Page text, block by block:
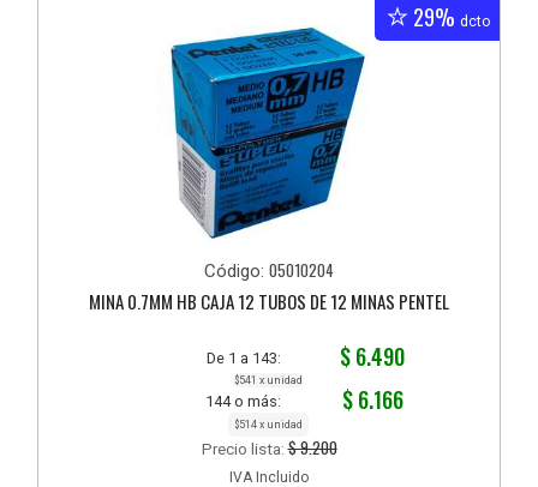
29% dcto
Código: 05010204
MINA 0.7MM HB CAJA 12 TUBOS DE 12 MINAS PENTEL
De 1 a 143: $ 6.490
$541 x unidad
144 o más: $ 6.166
$514 x unidad
Precio lista:$ 9.200
IVA Incluido